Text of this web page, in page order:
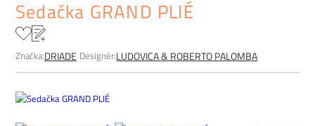
Sedačka GRAND PLIÉ
Značka:DRIADE Designér:LUDOVICA & ROBERTO PALOMBA